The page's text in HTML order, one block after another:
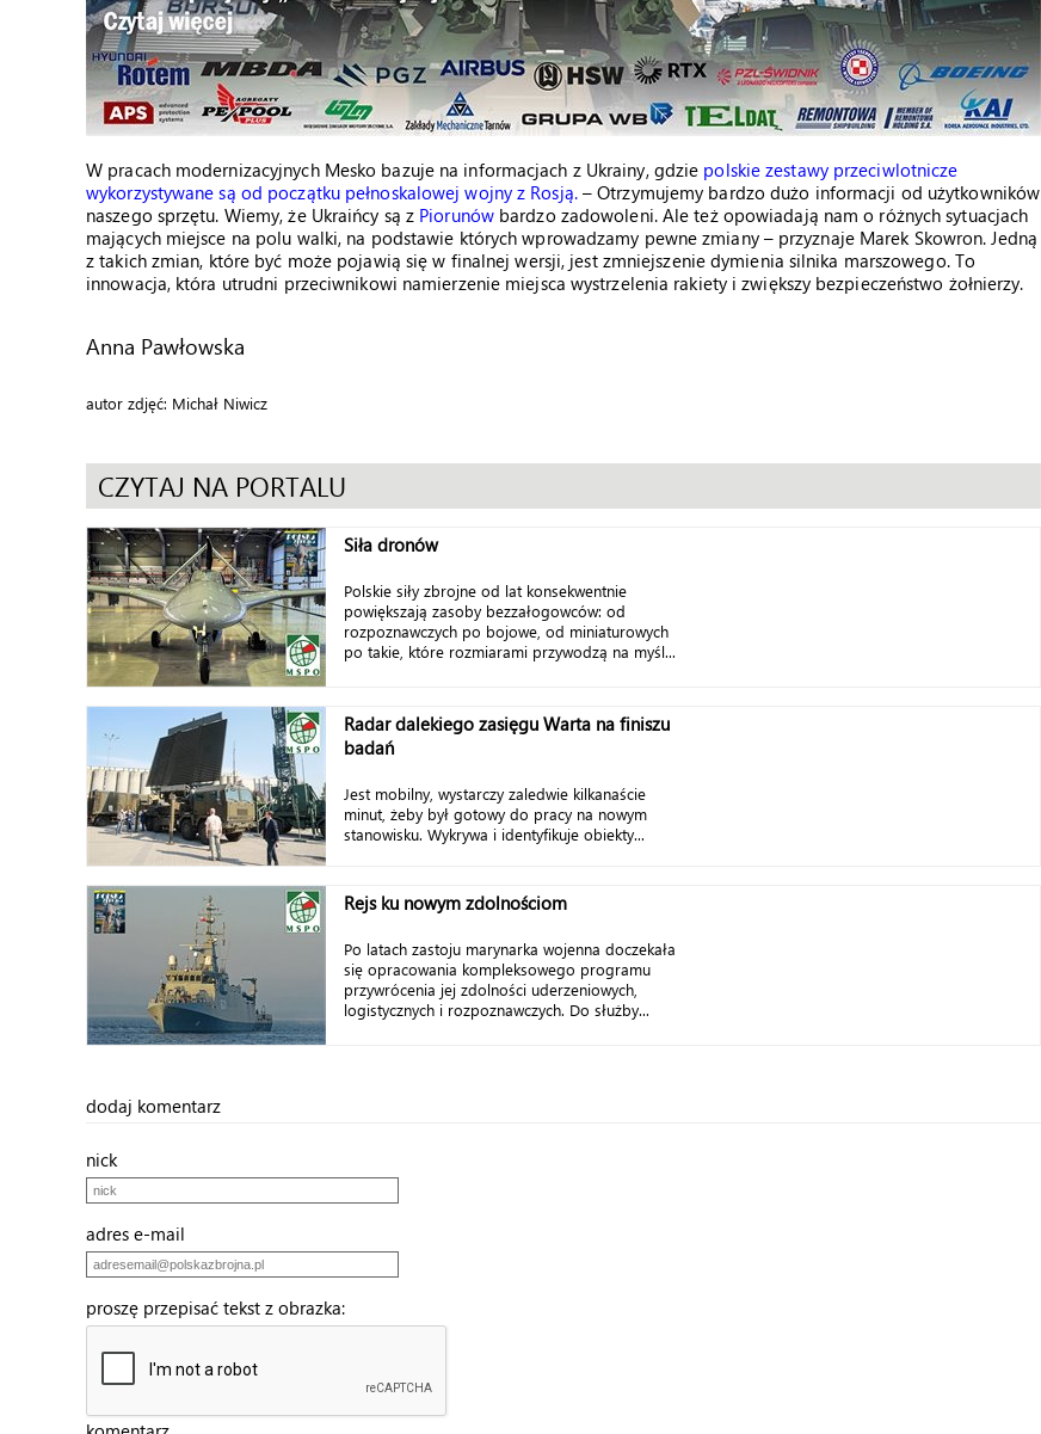
W pracach modernizacyjnych Mesko bazuje na informacjach z Ukrainy, gdzie polskie zestawy przeciwlotnicze
wykorzystywane są od początku pełnoskalowej wojny z Rosją.– Otrzymujemy bardzo dużo informacji od użytkowników
naszego sprzętu. Wiemy, że Ukraińcy są z Piorunówbardzo zadowoleni. Ale też opowiadają nam o różnych sytuacjach
mających miejsce na polu walki, na podstawie których wprowadzamy pewne zmiany – przyznaje Marek Skowron. Jedną
z takich zmian, które być może pojawią się w finalnej wersji, jest zmniejszenie dymienia silnika marszowego. To
innowacja, która utrudni przeciwnikowi namierzenie miejsca wystrzelenia rakiety i zwiększy bezpieczeństwo żołnierzy.
Anna Pawłowska
autor zdjęć: Michał Niwicz
CZYTAJ NA PORTALU
Siła dronów
Polskie siły zbrojne od lat konsekwentnie
powiększają zasoby bezzałogowców: od
rozpoznawczych po bojowe, od miniaturowych
po takie, które rozmiarami przywodzą na myśl...
Radar dalekiego zasięgu Warta na finiszu
badań
Jest mobilny, wystarczy zaledwie kilkanaście
minut, żeby był gotowy do pracy na nowym
stanowisku. Wykrywa i identyfikuje obiekty...
Rejs ku nowym zdolnościom
Po latach zastoju marynarka wojenna doczekała
się opracowania kompleksowego programu
przywrócenia jej zdolności uderzeniowych,
logistycznych i rozpoznawczych. Do służby...
dodaj komentarz
nick
adres e-mail
proszę przepisać tekst z obrazka: